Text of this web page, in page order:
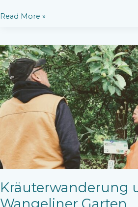
Hummel
Der
Knotige
Braunwurz
und
seine
VerehrerInnen
Read More »
Kräuterwanderung